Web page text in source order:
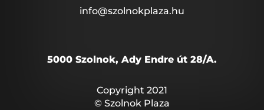
info@szolnokplaza.hu
5000 Szolnok, Ady Endre út 28/A.
Copyright 2021
© Szolnok Plaza